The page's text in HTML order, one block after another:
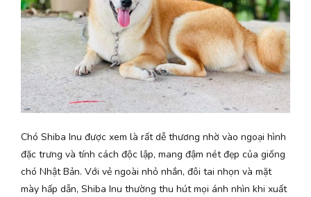
Chó Shiba Inu được xem là rất dễ thương nhờ vào ngoại hình
đặc trưng và tính cách độc lập, mang đậm nét đẹp của giống
chó Nhật Bản. Với vẻ ngoài nhỏ nhắn, đôi tai nhọn và mặt
mày hấp dẫn, Shiba Inu thường thu hút mọi ánh nhìn khi xuất